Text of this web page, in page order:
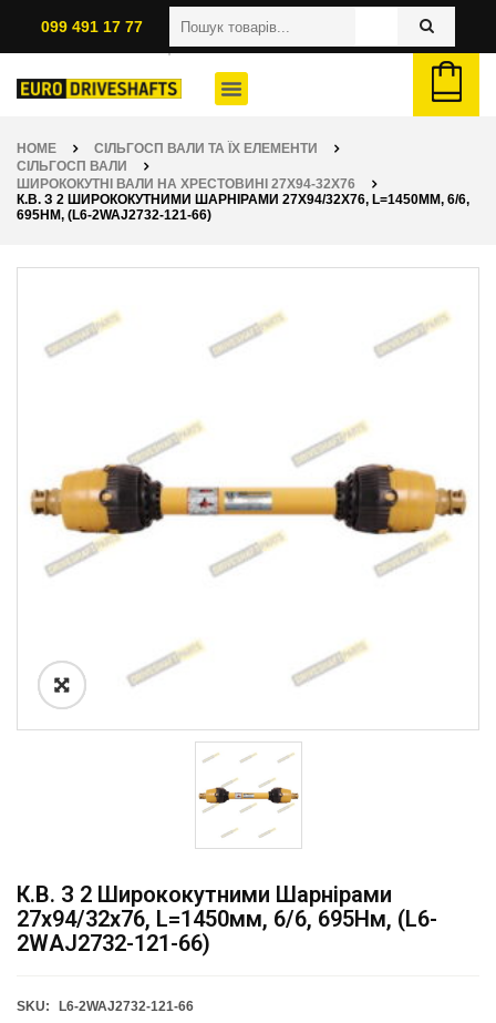
099 491 17 77
HOME
СІЛЬГОСП ВАЛИ ТА ЇХ ЕЛЕМЕНТИ
СІЛЬГОСП ВАЛИ
ШИРОКОКУТНІ ВАЛИ НА ХРЕСТОВИНІ 27Х94-32Х76
К.В. З 2 ШИРОКОКУТНИМИ ШАРНІРАМИ 27Х94/32Х76, L=1450ММ, 6/6,
695НМ, (L6-2WAJ2732-121-66)
К.в. З 2 Ширококутними Шарнірами
27х94/32х76, L=1450мм, 6/6, 695Нм, (L6-
2WAJ2732-121-66)
SKU: L6-2WAJ2732-121-66